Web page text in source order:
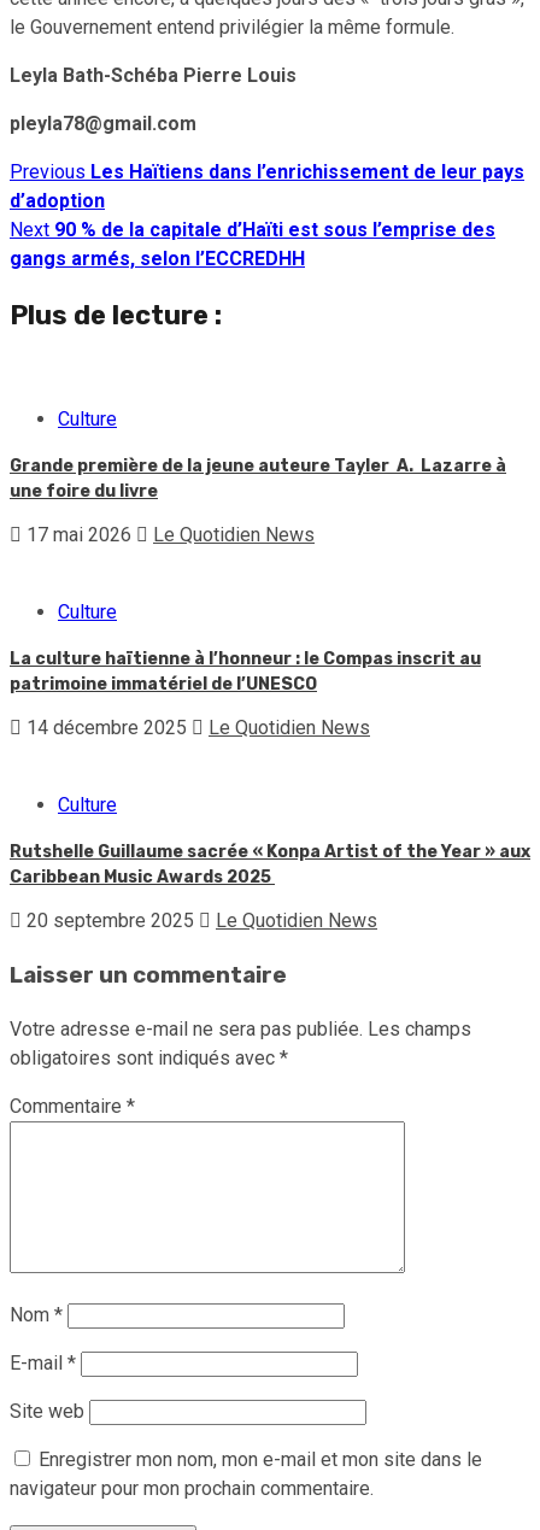
le Gouvernement entend privilégier la même formule.
Leyla Bath-Schéba Pierre Louis
pleyla78@gmail.com
Continue
Reading
Previous Les Haïtiens dans l’enrichissement de leur pays
d’adoption
Next 90 % de la capitale d’Haïti est sous l’emprise des
gangs armés, selon l’ECCREDHH
Plus de lecture :
Culture
Grande première de la jeune auteure Tayler A. Lazarre à
une foire du livre
17 mai 2026 Le Quotidien News
Culture
La culture haïtienne à l’honneur : le Compas inscrit au
patrimoine immatériel de l’UNESCO
14 décembre 2025 Le Quotidien News
Culture
Rutshelle Guillaume sacrée « Konpa Artist of the Year » aux
Caribbean Music Awards 2025
20 septembre 2025 Le Quotidien News
Laisser un commentaire
Votre adresse e-mail ne sera pas publiée. Les champs
obligatoires sont indiqués avec *
Commentaire *
Nom *
E-mail *
Site web
Enregistrer mon nom, mon e-mail et mon site dans le
navigateur pour mon prochain commentaire.